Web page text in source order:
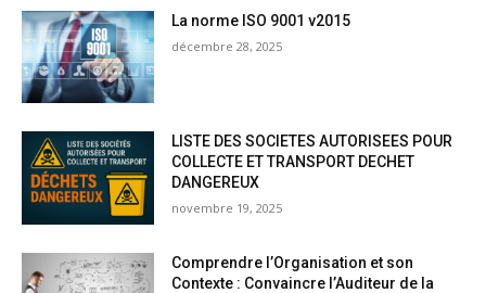
La norme ISO 9001 v2015
décembre 28, 2025
LISTE DES SOCIETES AUTORISEES POUR
COLLECTE ET TRANSPORT DECHET
DANGEREUX
novembre 19, 2025
Comprendre l’Organisation et son
Contexte : Convaincre l’Auditeur de la